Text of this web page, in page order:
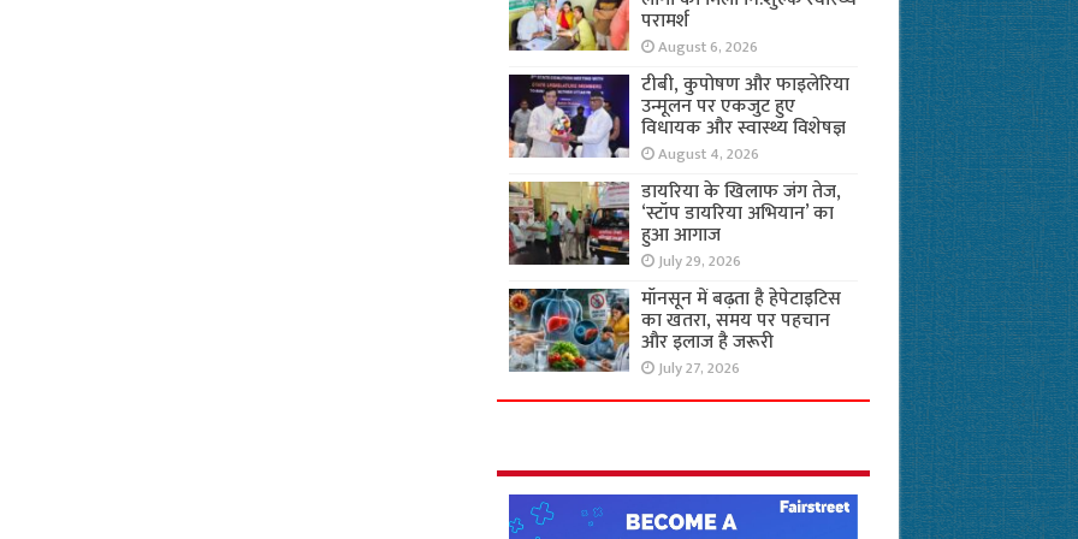
परामर्श
August 6, 2026
टीबी, कुपोषण और फाइलेरिया
उन्मूलन पर एकजुट हुए
विधायक और स्वास्थ्य विशेषज्ञ
August 4, 2026
डायरिया के खिलाफ जंग तेज,
‘स्टॉप डायरिया अभियान’ का
हुआ आगाज
July 29, 2026
मॉनसून में बढ़ता है हेपेटाइटिस
का खतरा, समय पर पहचान
और इलाज है जरूरी
July 27, 2026